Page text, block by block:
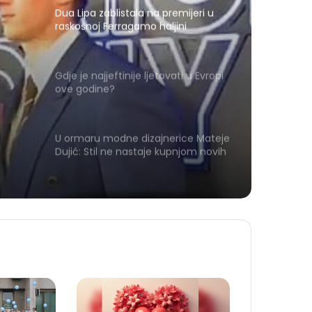
Dua Lipa zablistala na premijeri u
raskošnoj Ferragamo haljini
Gdje je najjeftinije ljetovati u Evropi
ove godine?
U ormaru modne dizajnerice Mateje
Dujić: Stil ne nastaje kupnjom novih